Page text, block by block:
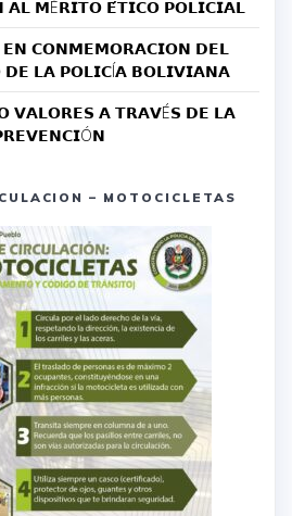
𝗠É𝗥𝗜𝗧𝗢 𝗘́𝗧𝗜𝗖𝗢 𝗣𝗢𝗟𝗜𝗖𝗜𝗔𝗟
𝗘𝗡 𝗖𝗢𝗡𝗠𝗘𝗠𝗢𝗥𝗔𝗖𝗜𝗢𝗡 𝗗𝗘𝗟
𝗟𝗔 𝗣𝗢𝗟𝗜𝗖Í𝗔 𝗕𝗢𝗟𝗜𝗩𝗜𝗔𝗡𝗔
𝗩𝗔𝗟𝗢𝗥𝗘𝗦 𝗔 𝗧𝗥𝗔𝗩É𝗦 𝗗𝗘 𝗟𝗔
– MOTOCICLETAS